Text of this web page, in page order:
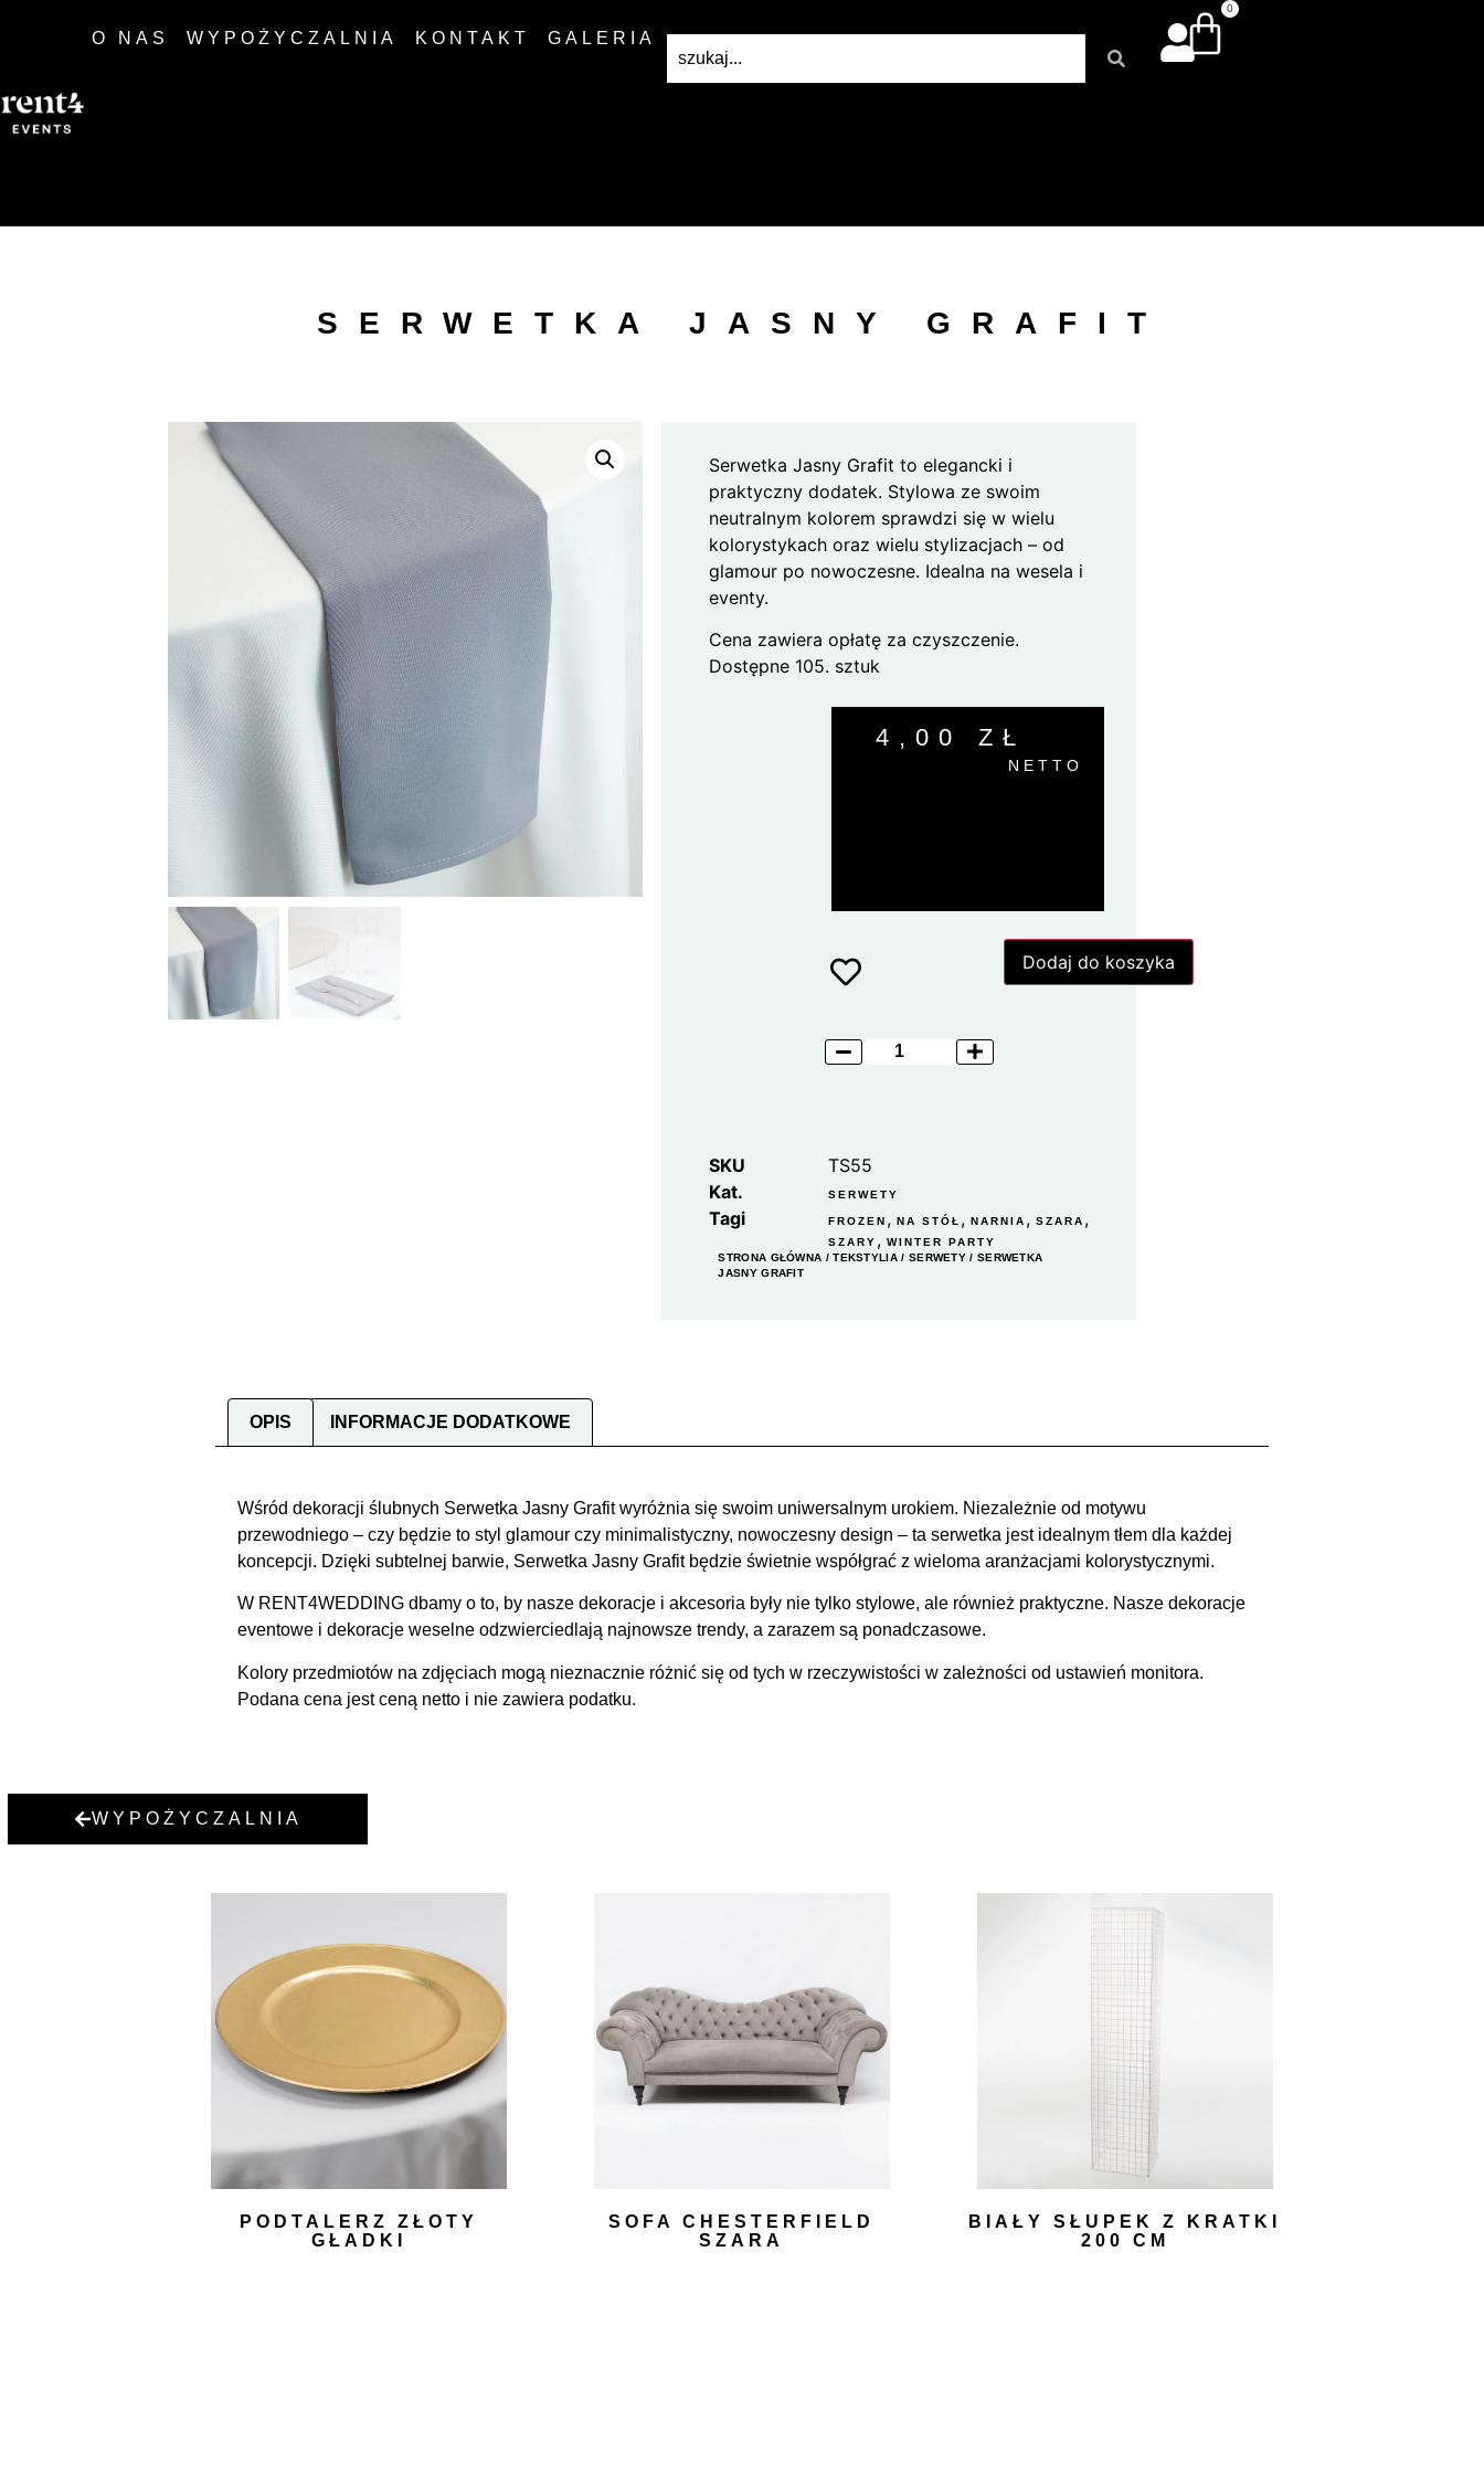
O NAS WYPOŻYCZALNIA KONTAKT GALERIA
0
SERWETKA JASNY GRAFIT
Serwetka Jasny Grafit to elegancki i
praktyczny dodatek. Stylowa ze swoim
neutralnym kolorem sprawdzi się w wielu
kolorystykach oraz wielu stylizacjach – od
glamour po nowoczesne. Idealna na wesela i
eventy.
Cena zawiera opłatę za czyszczenie.
Dostępne 105. sztuk
4,00 ZŁ
NETTO
Dodaj do koszyka
SKU
TS55
Kat.
SERWETY
Tagi FROZEN , NA STÓŁ , NARNIA , SZARA ,
SZARY , WINTER PARTY
STRONA GŁÓWNA /TEKSTYLIA / SERWETY / SERWETKA
JASNY GRAFIT
OPIS INFORMACJE DODATKOWE
Wśród dekoracji ślubnych Serwetka Jasny Grafit wyróżnia się swoim uniwersalnym urokiem. Niezależnie od motywu
przewodniego – czy będzie to styl glamour czy minimalistyczny, nowoczesny design – ta serwetka jest idealnym tłem dla każdej
koncepcji. Dzięki subtelnej barwie, Serwetka Jasny Grafit będzie świetnie współgrać z wieloma aranżacjami kolorystycznymi.
W RENT4WEDDING dbamy o to, by nasze dekoracje i akcesoria były nie tylko stylowe, ale również praktyczne. Nasze dekoracje
eventowe i dekoracje weselne odzwierciedlają najnowsze trendy, a zarazem są ponadczasowe.
Kolory przedmiotów na zdjęciach mogą nieznacznie różnić się od tych w rzeczywistości w zależności od ustawień monitora.
Podana cena jest ceną netto i nie zawiera podatku.
WYPOŻYCZALNIA
PODTALERZ ZŁOTY
GŁADKI
SOFA CHESTERFIELD
SZARA
BIAŁY SŁUPEK Z KRATKI
200 CM